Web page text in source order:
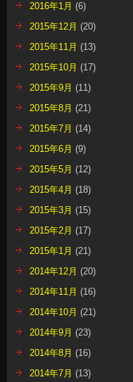
2016年1月 (6)
2015年12月 (20)
2015年11月 (13)
2015年10月 (17)
2015年9月 (11)
2015年8月 (21)
2015年7月 (14)
2015年6月 (9)
2015年5月 (12)
2015年4月 (18)
2015年3月 (15)
2015年2月 (17)
2015年1月 (21)
2014年12月 (20)
2014年11月 (16)
2014年10月 (21)
2014年9月 (23)
2014年8月 (16)
2014年7月 (13)